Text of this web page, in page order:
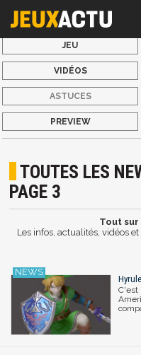
JEU
VIDÉOS
ASTUCES
PREVIEW
TOUTES LES
PAGE 3
Tout
Les infos, actualités, vidéos
C'est